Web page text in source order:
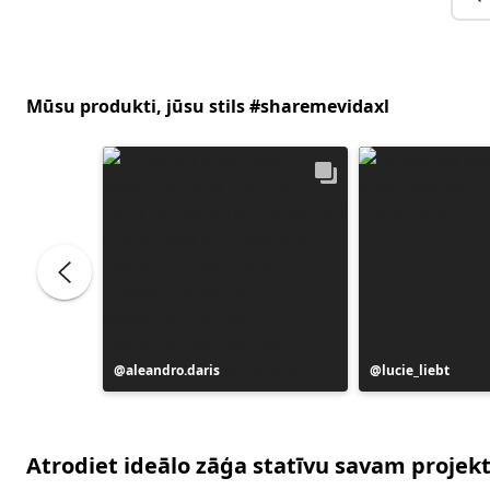
Mūsu produkti, jūsu stils #sharemevidaxl
Ierakstu
publicējis
aleandro.daris
Ierakstu
publicējis
lucie_liebt
Atrodiet ideālo zāģa statīvu savam